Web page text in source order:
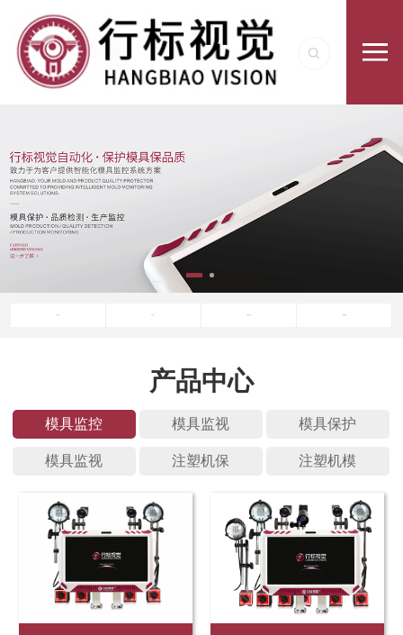
产品中心
模具监控 模具监视 模具保护
模具监视 注塑机保 注塑机模